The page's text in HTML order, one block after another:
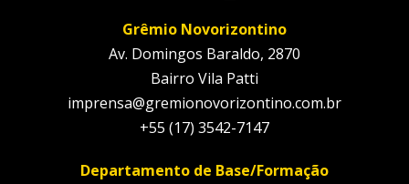
Grêmio Novorizontino
Av. Domingos Baraldo, 2870
Bairro Vila Patti
imprensa@gremionovorizontino.com.br
+55 (17) 3542-7147
Departamento de Base/Formação